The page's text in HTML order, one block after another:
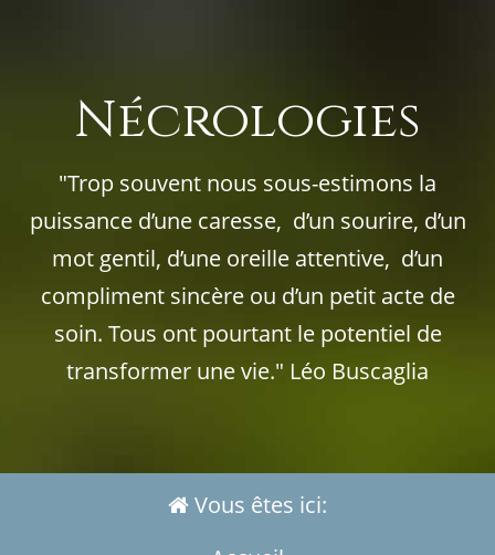
Nécrologies
"Trop souvent nous sous-estimons la
puissance d’une caresse, d’un sourire, d’un
mot gentil, d’une oreille attentive, d’un
compliment sincère ou d’un petit acte de
soin. Tous ont pourtant le potentiel de
transformer une vie." Léo Buscaglia
Vous êtes ici: